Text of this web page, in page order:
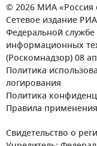
© 2026 МИА «Россия
Сетевое издание
Федеральной
информационных
(Роскомнадзор) 08
Политика
логирования
Политика
Правила
Свидетельство о